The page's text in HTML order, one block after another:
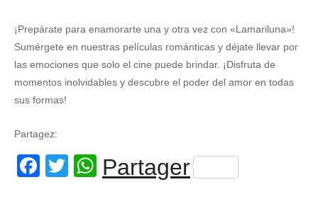
¡Prepárate para enamorarte una y otra vez con «Lamariluna»!
Sumérgete en nuestras películas románticas y déjate llevar por
las emociones que solo el cine puede brindar. ¡Disfruta de
momentos inolvidables y descubre el poder del amor en todas
sus formas!
Partagez:
Facebook
TwitterWhatsApp
Partager